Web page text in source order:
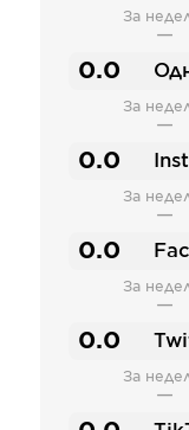
За
—
0.0
За
—
0.0
За
—
0.0
За
—
0.0
За
—